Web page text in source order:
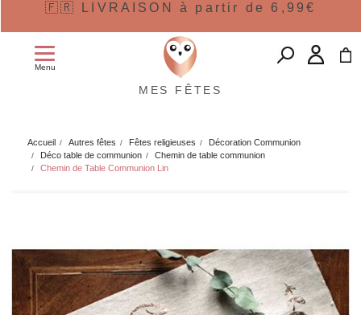
🇫🇷 LIVRAISON à partir de 6,99€
Menu
MES FÊTES
Accueil Autres fêtes Fêtes religieuses
Décoration Communion
Déco table de communion
Chemin de table communion
Chemin de Table Communion Lin